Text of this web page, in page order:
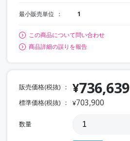
最小販売単位 1
この商品について問い合わせ
商品詳細の誤りを報告
販売価格(税抜) ¥736,639
標準価格(税抜) ¥703,900
数量